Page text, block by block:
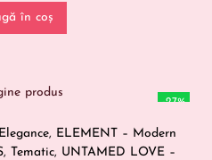
în coș
-27%
, ELEMENT – Modern
,Tematic, UNTAMED LOVE –